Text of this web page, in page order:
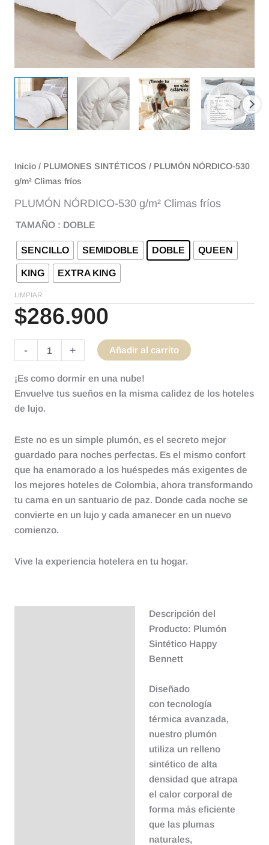
Inicio/ PLUMONES SINTÉTICOS / PLUMÓN NÓRDICO-530
g/m² Climas fríos
PLUMÓN NÓRDICO-530 g/m² Climas fríos
TAMAÑO : DOBLE
SENCILLO SEMIDOBLE DOBLE QUEEN
KING EXTRA KING
LIMPIAR
$286.900
- + Añadir al carrito
¡Es como dormir en una nube!
Envuelve tus sueños en la misma calidez de los hoteles
de lujo.
Este no es un simple plumón, es el secreto mejor
guardado para noches perfectas. Es el mismo confort
que ha enamorado a los huéspedes más exigentes de
los mejores hoteles de Colombia, ahora transformando
tu cama en un santuario de paz. Donde cada noche se
convierte en un lujo y cada amanecer en un nuevo
comienzo.
Vive la experiencia hotelera en tu hogar.
Descripción del
Producto: Plumón
Sintético Happy
Bennett
Diseñado
contecnología
térmica avanzada,
nuestro plumón
utiliza un relleno
sintético dealta
densidad que atrapa
el calor corporal de
forma más eficiente
que las plumas
naturales,